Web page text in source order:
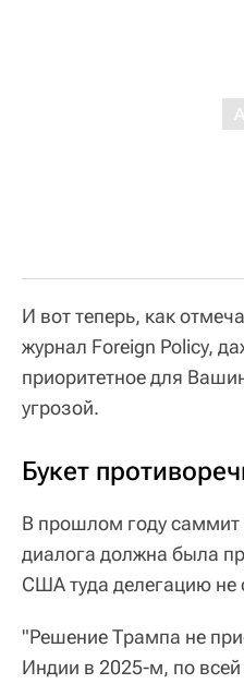
И вот теперь, как
журнал Foreign Policy,
приоритетное для
угрозой.
Букет
В прошлом году саммит
диалога должна была
США туда делегацию не
"Решение Трампа не
Индии в 2025-м, по